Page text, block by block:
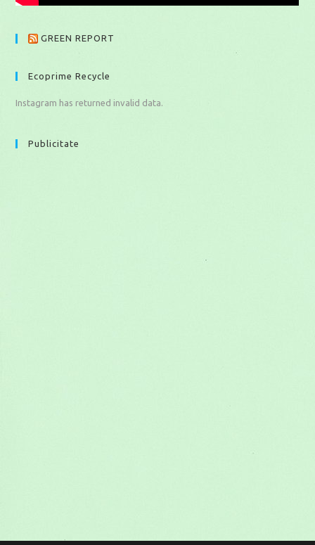
GREEN REPORT
Ecoprime Recycle
Instagram has returned invalid data.
Publicitate